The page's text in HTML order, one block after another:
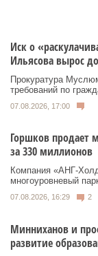
Иск о
Ильясова вырос
Прокуратура
требований по
07.08.2026, 17:00
Горшков продает
за 330 миллионов
Компания «АНГ-
многоуровневый
07.08.2026, 16:29 2
Минниханов и
развитие